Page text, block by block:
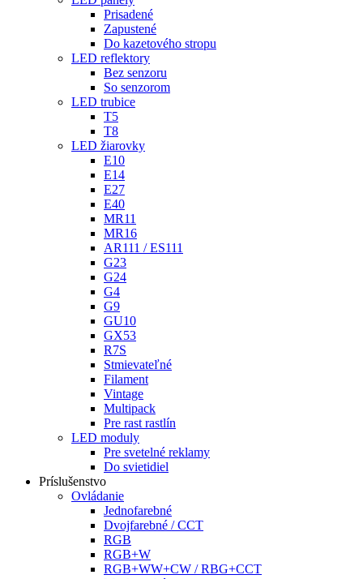
Prisadené
Zapustené
Do kazetového stropu
LED reflektory
Bez senzoru
So senzorom
LED trubice
T5
T8
LED žiarovky
E10
E14
E27
E40
MR11
MR16
AR111 / ES111
G23
G24
G4
G9
GU10
GX53
R7S
Stmievateľné
Filament
Vintage
Multipack
Pre rast rastlín
LED moduly
Pre svetelné reklamy
Do svietidiel
Príslušenstvo
Ovládanie
Jednofarebné
Dvojfarebné / CCT
RGB
RGB+W
RGB+WW+CW / RBG+CCT